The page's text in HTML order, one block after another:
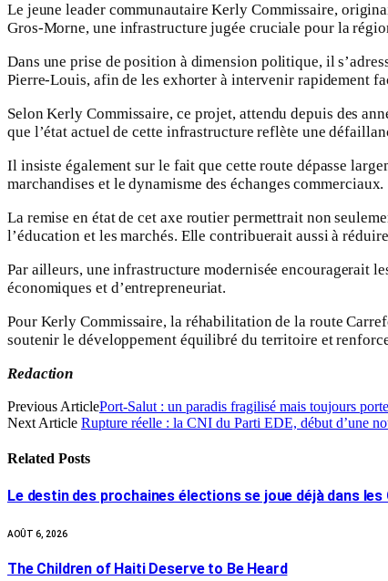
Le jeune leader communautaire Kerly Commissaire,
Gros-Morne, une infrastructure jugée cruciale pour la
Dans une prise de position à dimension politique, il
Pierre-Louis, afin de les exhorter à intervenir rapidement
Selon Kerly Commissaire, ce projet, attendu depuis des
que l’état actuel de cette infrastructure reflète une
Il insiste également sur le fait que cette route dépasse
marchandises et le dynamisme des échanges commerciaux.
La remise en état de cet axe routier permettrait non
l’éducation et les marchés. Elle contribuerait aussi à
Par ailleurs, une infrastructure modernisée encouragerait
économiques et d’entrepreneuriat.
Pour Kerly Commissaire, la réhabilitation de la route
soutenir le développement équilibré du territoire et
Redaction
Previous ArticlePort-Salut : un paradis fragilisé mais toujours
Next Article Rupture réelle : la CNI du Parti EDE, début d’une
Related Posts
Le destin des prochaines élections se joue déjà dans les
AOÛT 6, 2026
The Children of Haiti Deserve to Be Heard